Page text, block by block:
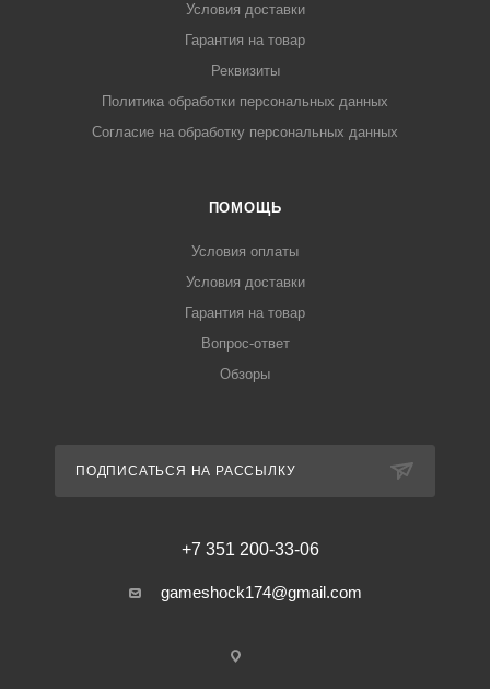
Условия доставки
Гарантия на товар
Реквизиты
Политика обработки персональных данных
Согласие на обработку персональных данных
ПОМОЩЬ
Условия оплаты
Условия доставки
Гарантия на товар
Вопрос-ответ
Обзоры
ПОДПИСАТЬСЯ НА РАССЫЛКУ
+7 351 200-33-06
gameshock174@gmail.com